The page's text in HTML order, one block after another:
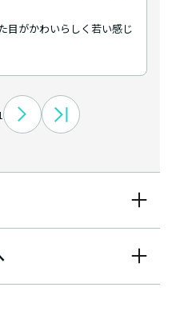
目がかわいらしく若い感じ